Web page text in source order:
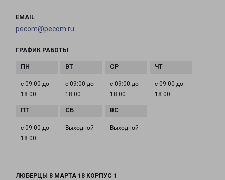
EMAIL
pecom@pecom.ru
ГРАФИК РАБОТЫ
с 09:00 до
18:00
с 09:00 до
18:00
с 09:00 до
18:00
с 09:00 до
18:00
с 09:00 до
18:00
Выходной Выходной
ЛЮБЕРЦЫ 8 МАРТА 18 КОРПУС 1